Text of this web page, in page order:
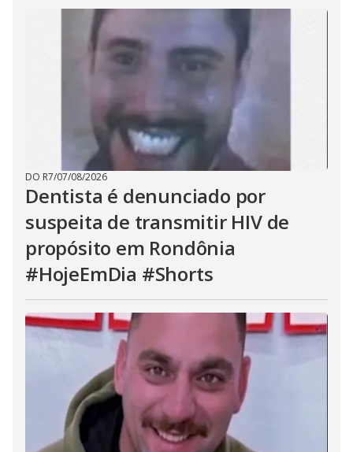
DO R7/07/08/2026
Dentista é denunciado por
suspeita de transmitir HIV de
propósito em Rondônia
#HojeEmDia #Shorts